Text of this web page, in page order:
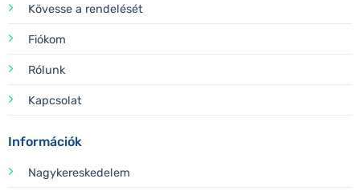
Kövesse a rendelését
Fiókom
Rólunk
Kapcsolat
Információk
Nagykereskedelem